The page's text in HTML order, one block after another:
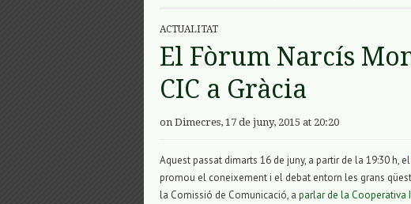
ACTUALITAT
El Fòrum Narcís
CIC a Gràcia
on Dimecres, 17 de juny, 2015 at 20:20
Aquest passat dimarts 16 de juny, a partir de la 19:30 h, el
promou el coneixement i el debat entorn les grans
la Comissió de Comunicació, a parlar de la Cooperativa